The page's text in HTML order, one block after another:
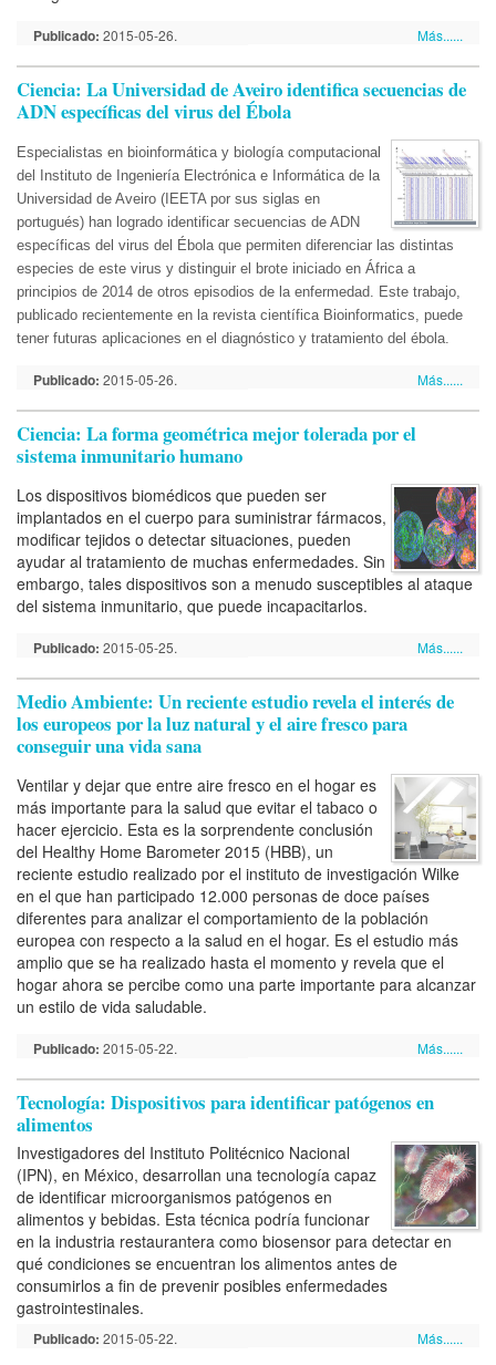
Publicado: 2015-05-26. Más......
Ciencia: La Universidad de Aveiro identifica secuencias de
ADN específicas del virus del Ébola
Especialistas en bioinformática y biología computacional
del Instituto de Ingeniería Electrónica e Informática de la
Universidad de Aveiro (IEETA por sus siglas en
portugués) han logrado identificar secuencias de ADN
específicas del virus del Ébola que permiten diferenciar las distintas
especies de este virus y distinguir el brote iniciado en África a
principios de 2014 de otros episodios de la enfermedad. Este trabajo,
publicado recientemente en la revista científica Bioinformatics, puede
tener futuras aplicaciones en el diagnóstico y tratamiento del ébola.
Publicado: 2015-05-26. Más......
Ciencia: La forma geométrica mejor tolerada por el
sistema inmunitario humano
Los dispositivos biomédicos que pueden ser
implantados en el cuerpo para suministrar fármacos,
modificar tejidos o detectar situaciones, pueden
ayudar al tratamiento de muchas enfermedades. Sin
embargo, tales dispositivos son a menudo susceptibles al ataque
del sistema inmunitario, que puede incapacitarlos.
Publicado: 2015-05-25. Más......
Medio Ambiente: Un reciente estudio revela el interés de
los europeos por la luz natural y el aire fresco para
conseguir una vida sana
Ventilar y dejar que entre aire fresco en el hogar es
más importante para la salud que evitar el tabaco o
hacer ejercicio. Esta es la sorprendente conclusión
del Healthy Home Barometer 2015 (HBB), un
reciente estudio realizado por el instituto de investigación Wilke
en el que han participado 12.000 personas de doce países
diferentes para analizar el comportamiento de la población
europea con respecto a la salud en el hogar. Es el estudio más
amplio que se ha realizado hasta el momento y revela que el
hogar ahora se percibe como una parte importante para alcanzar
un estilo de vida saludable.
Publicado: 2015-05-22. Más......
Tecnología: Dispositivos para identificar patógenos en
alimentos
Investigadores del Instituto Politécnico Nacional
(IPN), en México, desarrollan una tecnología capaz
de identificar microorganismos patógenos en
alimentos y bebidas. Esta técnica podría funcionar
en la industria restaurantera como biosensor para detectar en
qué condiciones se encuentran los alimentos antes de
consumirlos a fin de prevenir posibles enfermedades
gastrointestinales.
Publicado: 2015-05-22. Más......